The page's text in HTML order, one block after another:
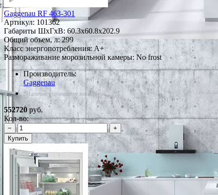
Gaggenau RF 463-301
Артикул: 101362
Габариты ШxГxВ: 60.3x60.8x202.9
Общий объем, л: 299
Класс энергопотребления: A+
Размораживание морозильной камеры: No frost
Производитель:
Gaggenau
*Наличие уточняйте у менеджера
552720 руб.
Кол-во:
−
+
Купить